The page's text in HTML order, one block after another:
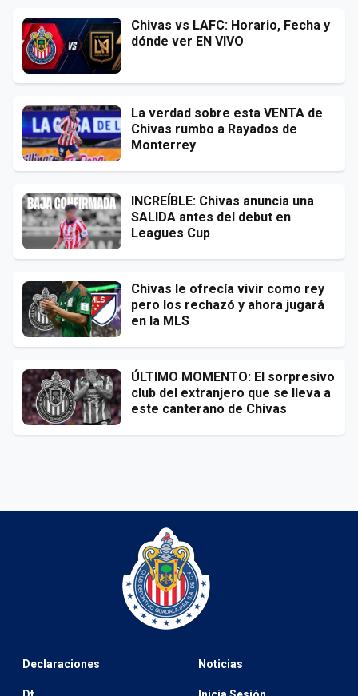
Chivas vs LAFC: Horario, Fecha y
dónde ver EN VIVO
La verdad sobre esta VENTA de
Chivas rumbo a Rayados de
Monterrey
INCREÍBLE: Chivas anuncia una
SALIDA antes del debut en
Leagues Cup
Chivas le ofrecía vivir como rey
pero los rechazó y ahora jugará
en la MLS
ÚLTIMO MOMENTO: El sorpresivo
club del extranjero que se lleva a
este canterano de Chivas
Declaraciones Noticias